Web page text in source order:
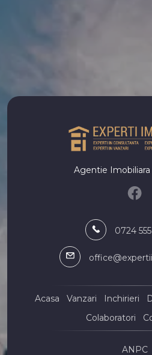
Case de vanzare
Case de vanzare in Constanta
Case de vanzare in Mamaia-Sat
Case de vanzare in Constanta Palazu
Case de vanzare in Ovidiu
Case de vanzare in Constanta Coiciu
Case de vanzare in Agigea
Case de vanzare in Constanta Bratianu
Terenuri de vanzare
Agentie
0724
Acasa Vanzari Inchirieri
Colaboratori
ANPC